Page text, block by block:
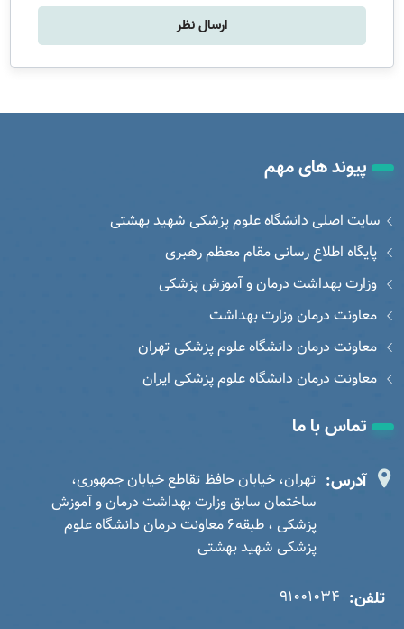
ارسال نظر
پیوند های مهم
سایت اصلی دانشگاه علوم پزشکی شهید بهشتی
پایگاه اطلاع رسانی مقام معظم رهبری
وزارت بهداشت درمان و آموزش پزشکی
معاونت درمان وزارت بهداشت
معاونت درمان دانشگاه علوم پزشکی تهران
معاونت درمان دانشگاه علوم پزشکی ایران
تماس با ما
آدرس: تهران، خیابان حافظ تقاطع خیابان جمهوری،
ساختمان سابق وزارت بهداشت درمان و آموزش
پزشکی ، طبقه6 معاونت درمان دانشگاه علوم
پزشکی شهید بهشتی
تلفن: 91001034